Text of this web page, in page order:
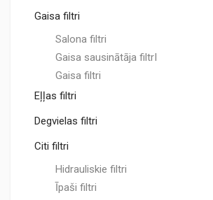
Gaisa filtri
Salona filtri
Gaisa sausinātāja filtrI
Gaisa filtri
Eļļas filtri
Degvielas filtri
Citi filtri
Hidrauliskie filtri
Īpaši filtri